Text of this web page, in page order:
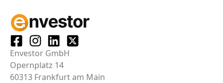
Envestor GmbH
Opernplatz 14
60313 Frankfurt am Main